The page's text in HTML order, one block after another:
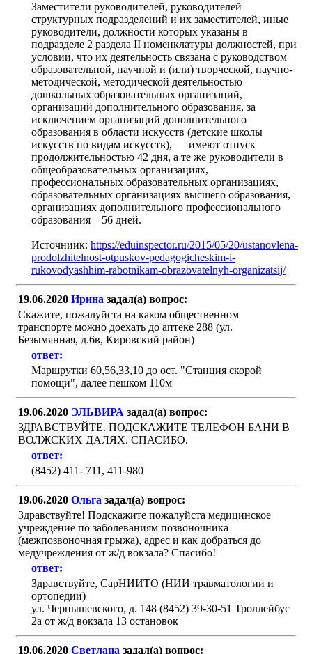
Заместители руководителей, руководителей
структурных подразделений и их заместителей, иные
руководители, должности которых указаны в
подразделе 2 раздела II номенклатуры должностей, при
условии, что их деятельность связана с руководством
образовательной, научной и (или) творческой, научно-
методической, методической деятельностью
дошкольных образовательных организаций,
организаций дополнительного образования, за
исключением организаций дополнительного
образования в области искусств (детские школы
искусств по видам искусств), — имеют отпуск
продолжительностью 42 дня, а те же руководители в
общеобразовательных организациях,
профессиональных образовательных организациях,
образовательных организациях высшего образования,
организациях дополнительного профессионального
образования – 56 дней.
Источниик: https://eduinspector.ru/2015/05/20/ustanovlena-
prodolzhitelnost-otpuskov-pedagogicheskim-i-
rukovodyashhim-rabotnikam-obrazovatelnyh-organizatsij/
19.06.2020 Ирина задал(а) вопрос:
Скажите, пожалуйста на каком общественном
транспорте можно доехать до аптеке 288 (ул.
Безымянная, д.6в, Кировский район)
ответ:
Маршрутки 60,56,33,10 до ост. "Станция скорой
помощи", далее пешком 110м
19.06.2020 ЭЛЬВИРА задал(а) вопрос:
ЗДРАВСТВУЙТЕ. ПОДСКАЖИТЕ ТЕЛЕФОН БАНИ В
ВОЛЖСКИХ ДАЛЯХ. СПАСИБО.
ответ:
(8452) 411- 711, 411-980
19.06.2020 Ольга задал(а) вопрос:
Здравствуйте! Подскажите пожалуйста медицинское
учреждение по заболеваниям позвоночника
(межпозвоночная грыжа), адрес и как добраться до
медучреждения от ж/д вокзала? Спасибо!
ответ:
Здравствуйте, СарНИИТО (НИИ травматологии и
ортопедии)
ул. Чернышевского, д. 148 (8452) 39-30-51 Троллейбус
2а от ж/д вокзала 13 остановок
19.06.2020 Светлана задал(а) вопрос: